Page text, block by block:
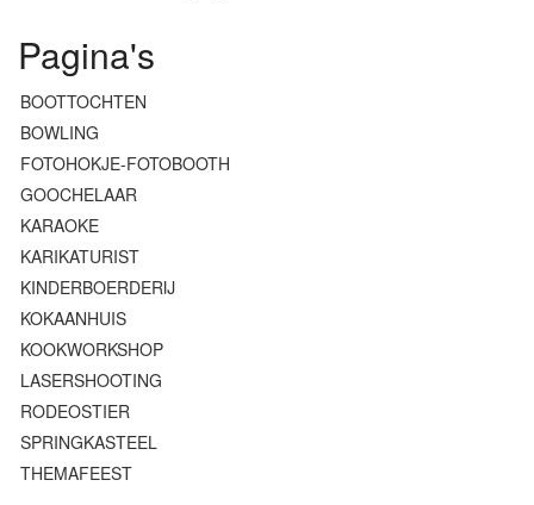
Pagina's
BOOTTOCHTEN
BOWLING
FOTOHOKJE-FOTOBOOTH
GOOCHELAAR
KARAOKE
KARIKATURIST
KINDERBOERDERIJ
KOKAANHUIS
KOOKWORKSHOP
LASERSHOOTING
RODEOSTIER
SPRINGKASTEEL
THEMAFEEST